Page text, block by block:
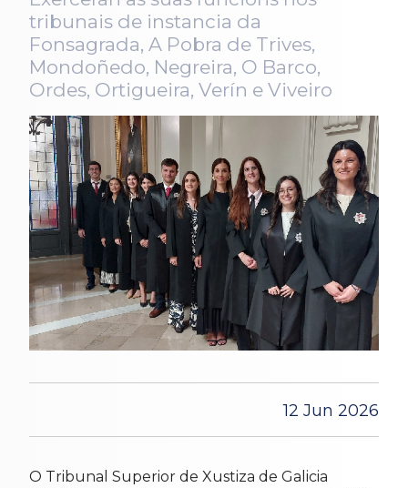
tribunais de instancia da
Fonsagrada, A Pobra de Trives,
Mondoñedo, Negreira, O Barco,
Ordes, Ortigueira, Verín e Viveiro
12 Jun 2026
O Tribunal Superior de Xustiza de Galicia